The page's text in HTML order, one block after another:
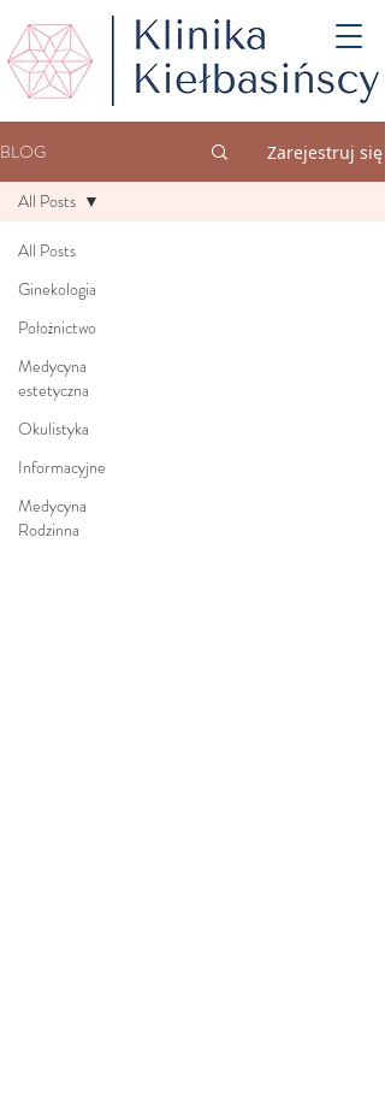
BLOG Zarejestruj się
All Posts
Ginekologia
Położnictwo
Medycyna
estetyczna
Okulistyka
Informacyjne
Medycyna
Rodzinna
All Posts